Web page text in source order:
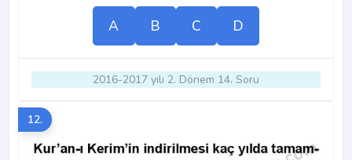
A B C D
2016-2017 yılı 2. Dönem 14. Soru
12.